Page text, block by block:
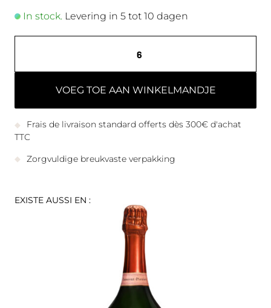
In stock. Levering in 5 tot 10 dagen
VOEG TOE AAN WINKELMANDJE
Frais de livraison standard offerts dès 300€ d'achat
TTC
Zorgvuldige breukvaste verpakking
EXISTE AUSSI EN :